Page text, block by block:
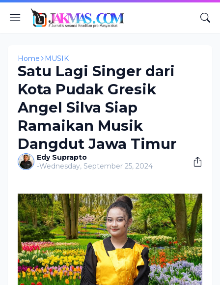
Home MUSIK
Satu Lagi Singer dari
Kota Pudak Gresik
Angel Silva Siap
Ramaikan Musik
Dangdut Jawa Timur
Edy Suprapto
-Wednesday, September 25, 2024